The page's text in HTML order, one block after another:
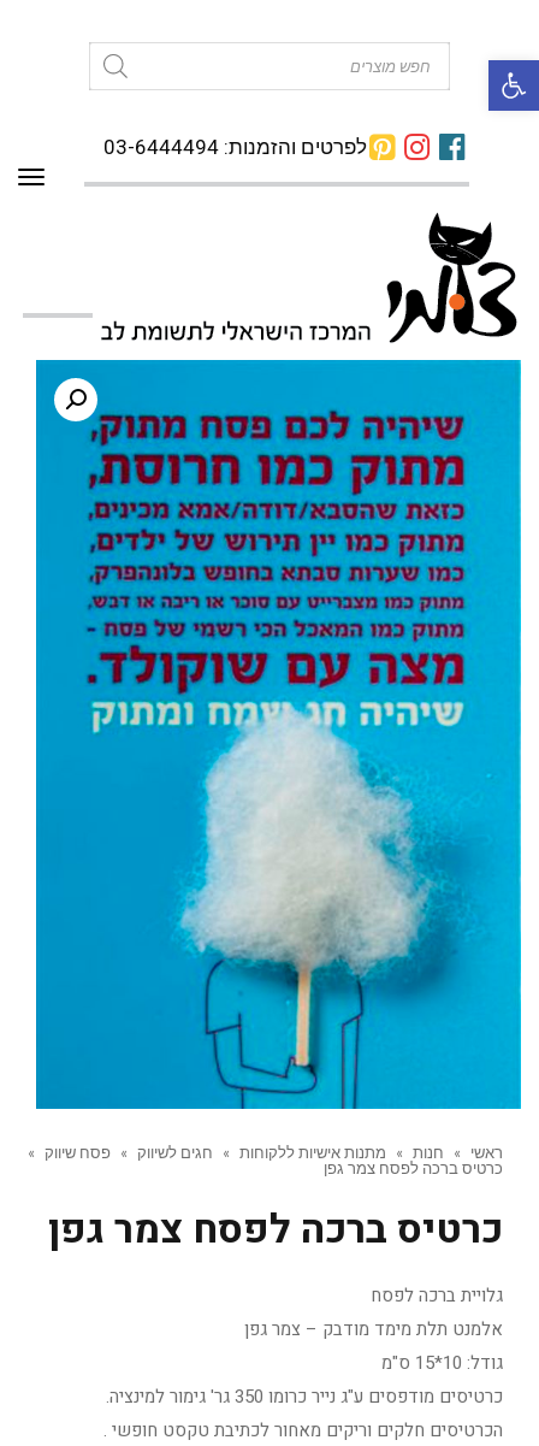
פתח סרגל נגישות
לפרטים והזמנות: 03-6444494
ראשי » חנות » מתנות אישיות ללקוחות » חגים לשיווק » פסח שיווק »
כרטיס ברכה לפסח צמר גפן
כרטיס ברכה לפסח צמר גפן
גלויית ברכה לפסח
אלמנט תלת מימד מודבק – צמר גפן
גודל: 10*15 ס"מ
כרטיסים מודפסים ע"ג נייר כרומו 350 גר' גימור למינציה.
הכרטיסים חלקים וריקים מאחור לכתיבת טקסט חופשי .